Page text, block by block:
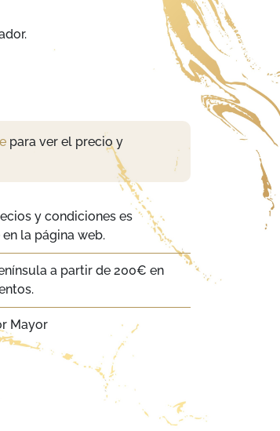
para ver el precio y
y condiciones es
la página web.
a partir de 200€ en
Mayor